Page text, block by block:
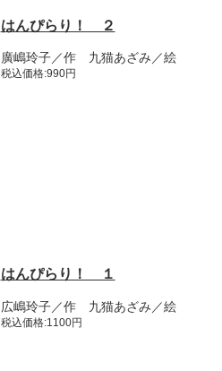
はんぴらり！ ２
廣嶋玲子／作 九猫あざみ／絵
税込価格:990円
はんぴらり！ １
広嶋玲子／作 九猫あざみ／絵
税込価格:1100円